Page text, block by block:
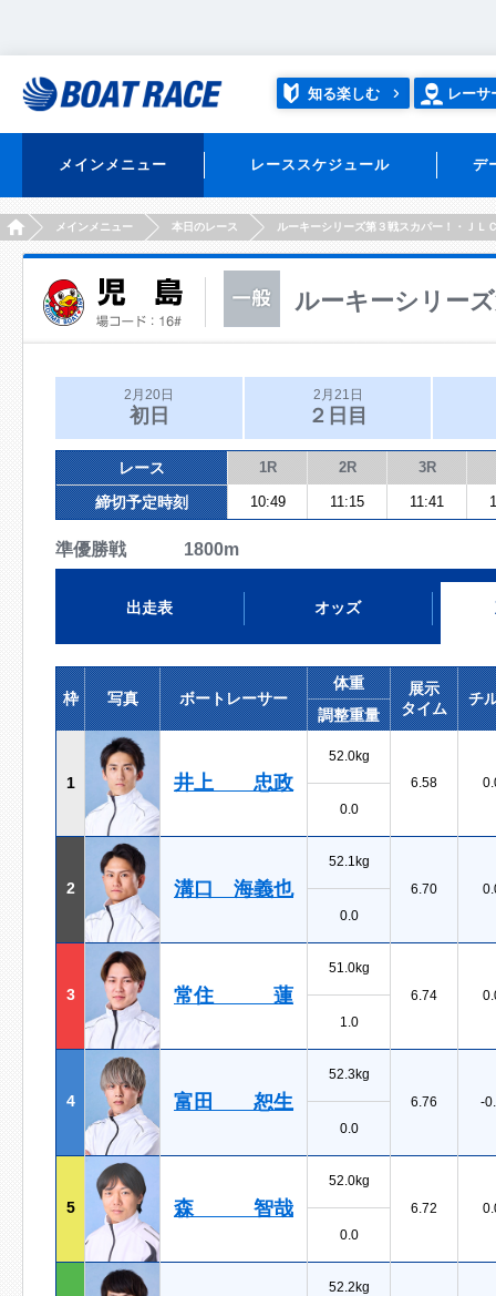
知る楽しむ レーサ
メインメニュー レーススケジュール デ
HOMEメインメニュー 本日のレース ルーキーシリーズ第３戦スカパー！・ＪＬ
ルーキーシリー
2月20日
初日
2月21日
２日目
レース 1R 2R 3R
締切予定時刻 10:49 11:15 11:41
準優勝戦 1800m
出走表 オッズ
枠 写真 ボートレーサー
体重
展示
タイム
チ
調整重量
1 井上 忠政
52.0kg
6.58
0.0
2 溝口 海義也
52.1kg
6.70
0.0
3 常住 蓮
51.0kg
6.74
1.0
4 富田 恕生
52.3kg
6.76
-
0.0
5 森 智哉
52.0kg
6.72
0.0
52.2kg